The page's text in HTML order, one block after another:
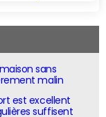
sans
malin
est excellent
suffisent